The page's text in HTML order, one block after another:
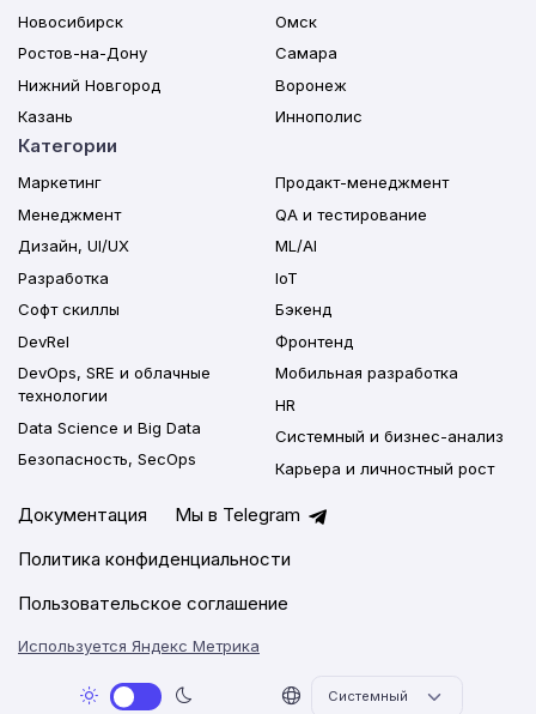
Новосибирск
Ростов-на-Дону
Нижний Новгород
Казань
Омск
Самара
Воронеж
Иннополис
Категории
Маркетинг
Менеджмент
Дизайн, UI/UX
Разработка
Софт скиллы
DevRel
DevOps, SRE и облачные
технологии
Data Science и Big Data
Безопасность, SecOps
Продакт-менеджмент
QA и тестирование
ML/AI
IoT
Бэкенд
Фронтенд
Мобильная разработка
HR
Системный и бизнес-анализ
Карьера и личностный рост
Документация
Мы в Telegram
Политика конфиденциальности
Пользовательское соглашение
Используется Яндекс Метрика